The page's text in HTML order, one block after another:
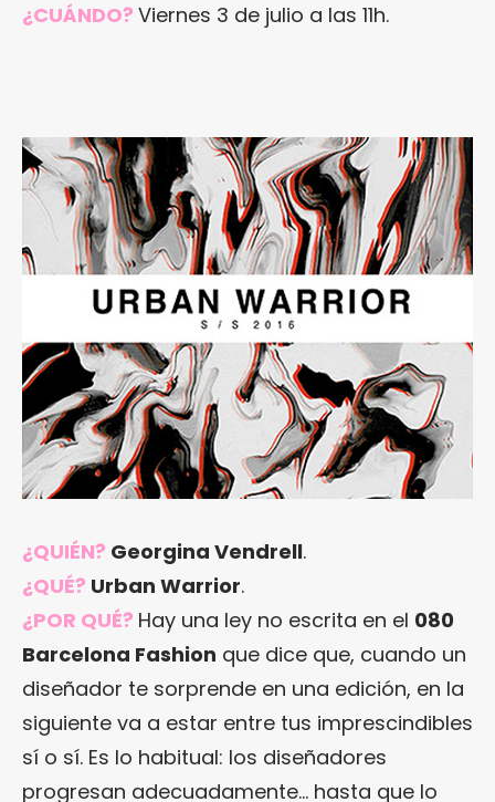
¿CUÁNDO? Viernes 3 de julio a las 11h.
¿QUIÉN? Georgina Vendrell.
¿QUÉ? Urban Warrior.
¿POR QUÉ? Hay una ley no escrita en el 080
Barcelona Fashion que dice que, cuando un
diseñador te sorprende en una edición, en la
siguiente va a estar entre tus imprescindibles
sí o sí. Es lo habitual: los diseñadores
progresan adecuadamente… hasta que lo